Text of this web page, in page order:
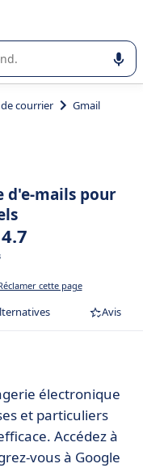
ou la sélection de
courrier Gmail
d'e-mails pour
4.7
cette page
Avis
électronique
et particuliers
Accédez à
vous à Google